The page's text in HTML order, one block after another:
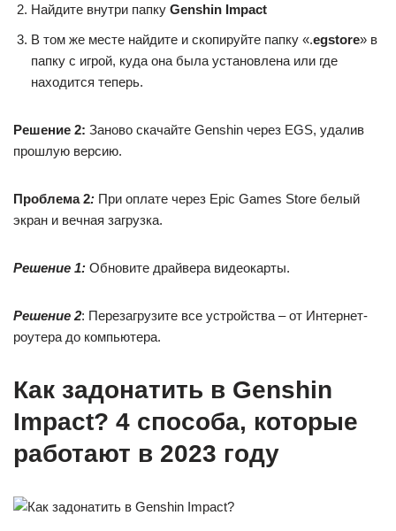
Найдите внутри папку Genshin Impact
В том же месте найдите и скопируйте папку «.egstore» в
папку с игрой, куда она была установлена или где
находится теперь.
Решение 2: Заново скачайте Genshin через EGS, удалив
прошлую версию.
Проблема 2: При оплате через Epic Games Store белый
экран и вечная загрузка.
Решение 1: Обновите драйвера видеокарты.
Решение 2: Перезагрузите все устройства – от Интернет-
роутера до компьютера.
Как задонатить в Genshin
Impact? 4 способа, которые
работают в 2023 году